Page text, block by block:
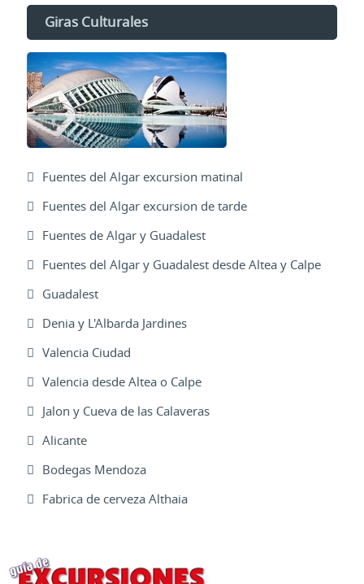
Giras Culturales
Fuentes del Algar excursion matinal
Fuentes del Algar excursion de tarde
Fuentes de Algar y Guadalest
Fuentes del Algar y Guadalest desde Altea y Calpe
Guadalest
Denia y L'Albarda Jardines
Valencia Ciudad
Valencia desde Altea o Calpe
Jalon y Cueva de las Calaveras
Alicante
Bodegas Mendoza
Fabrica de cerveza Althaia